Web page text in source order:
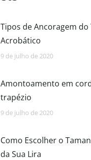
Tipos de Ancoragem do
Acrobático
9 de julho de 2020
Amontoamento em
trapézio
9 de julho de 2020
Como Escolher o
da Sua Lira